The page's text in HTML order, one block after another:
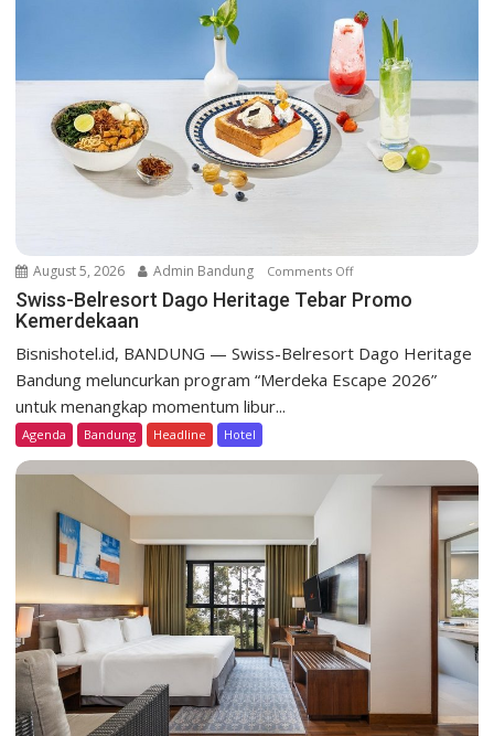
t
August 5, 2026 Admin Bandung Comments Offo
n
s
B
e
o
t
g
Swiss-Belresort Dago Heritage Tebar Promo
Kemerdekaan
Bisnishotel.id, BANDUNG — Swiss-Belresort Dago Heritage
Bandung meluncurkan program “Merdeka Escape 2026”
untuk menangkap momentum libur...
Agenda Bandung Headline Hotel